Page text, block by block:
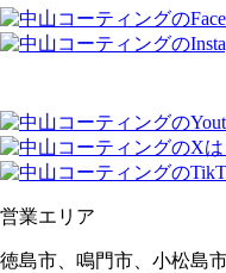
営業エリア
徳島市、鳴門市、小松島